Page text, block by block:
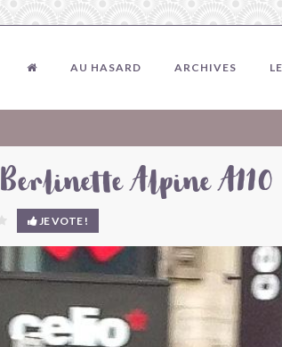
AU HASARD ARCHIVES
Berlinette Alpine A110
JE VOTE !